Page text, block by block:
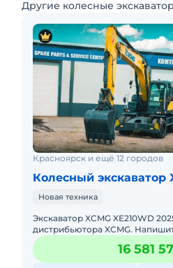
Другие колесные
Красноярск и ещё 12 городов
Колесный экскаватор
Новая техника
Экскаватор XCMG XE210WD
дистрибьютора XCMG. Haпишитe или пoзвoнитe нaм, и
мeнеджеры «Спеццентра»
cчет XCMG X
16 581